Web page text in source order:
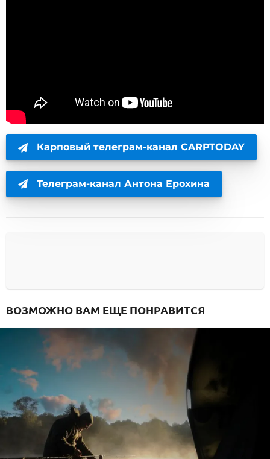
Карповый телеграм-канал CARPTODAY
Телеграм-канал Антона Ерохина
ВОЗМОЖНО ВАМ ЕЩЕ ПОНРАВИТСЯ